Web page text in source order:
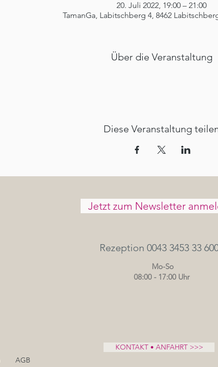
20. Juli 2022, 19:00 – 21:00
TamanGa, Labitschberg 4, 8462
Über die Veranstaltung
Diese Veranstaltung
Jetzt zum Newsletter
Rezeption 0043 3453 33
Mo-So
08:00 - 17:00 Uhr
AGB
KONTAKT • ANFAHRT >>>